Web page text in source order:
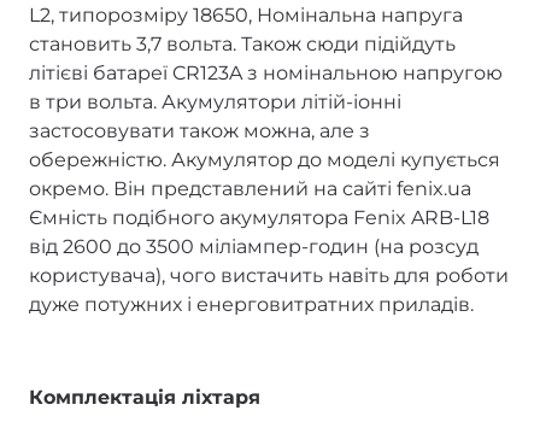
L2, типорозміру 18650, Номінальна напруга
становить 3,7 вольта. Також сюди підійдуть
літієві батареї CR123A з номінальною напругою
в три вольта. Акумулятори літій-іонні
застосовувати також можна, але з
обережністю. Акумулятор до моделі купується
окремо. Він представлений на сайті fenix.ua
Ємність подібного акумулятора Fenix ARB-L18
від 2600 до 3500 міліампер-годин (на розсуд
користувача), чого вистачить навіть для роботи
дуже потужних і енерговитратних приладів.
Комплектація ліхтаря